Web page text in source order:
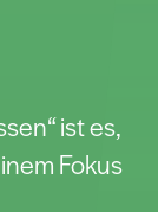
ist es,
Fokus